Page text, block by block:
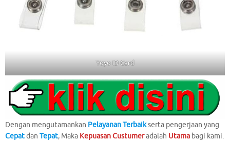
Yoyo ID Card
Dengan mengutamankan Pelayanan Terbaikserta pengerjaan yang
Cepatdan Tepat, Maka Kepuasan Custumeradalah Utama bagi kami.